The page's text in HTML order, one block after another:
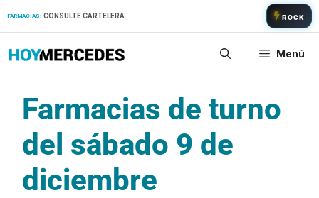
FARMACIAS: CONSULTE CARTELERA ROCK
Menú
Farmacias de turno
del sábado 9 de
diciembre